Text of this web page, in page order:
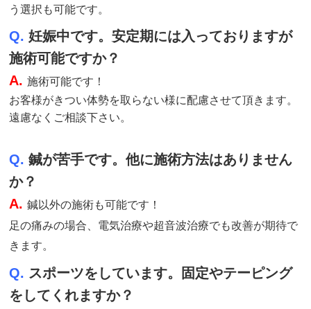
う選択も可能です。
Q.妊娠中です。安定期には入っておりますが
施術可能ですか？
A. 施術可能です！
お客様がきつい体勢を取らない様に配慮させて頂きます。
遠慮なくご相談下さい。
Q.鍼が苦手です。他に施術方法はありません
か？
A.鍼以外の施術も可能です！
足の痛みの場合、電気治療や超音波治療でも改善が期待で
きます。
Q. スポーツをしています。固定やテーピング
をしてくれますか？